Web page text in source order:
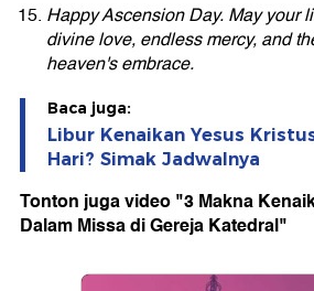
Happy Ascension Day. May your
divine love, endless mercy, and
heaven's embrace.
Baca juga:
Libur Kenaikan Yesus
Hari? Simak Jadwalnya
Tonton juga video "3 Makna
Dalam Missa di Gereja Katedral"